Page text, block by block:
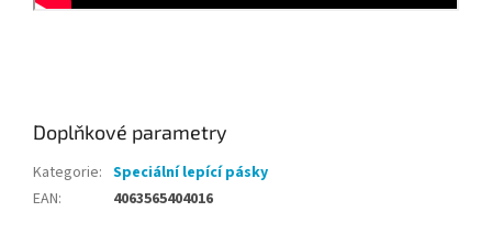
Doplňkové parametry
Kategorie: Speciální lepící pásky
EAN: 4063565404016